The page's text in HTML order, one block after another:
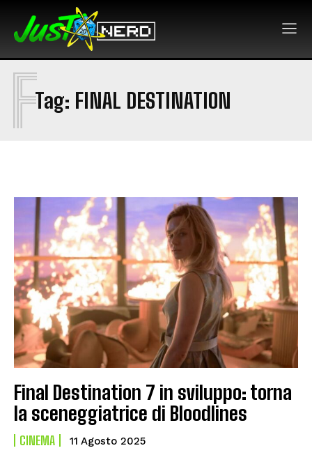
Tag: FINAL DESTINATION
F
Final Destination 7 in sviluppo: torna
la sceneggiatrice di Bloodlines
CINEMA 11 Agosto 2025